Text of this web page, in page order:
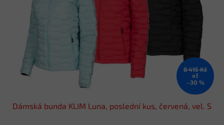
8 415 Kč
až
–30 %
Dámská bunda KLIM Luna, poslední kus, červená, vel. S